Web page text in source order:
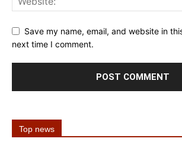
Save my name, email, and website in
next time I comment.
Top news